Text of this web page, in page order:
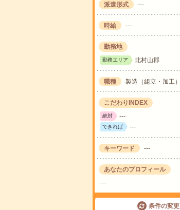
派遣形式 ---
時給 ---
勤務地
勤務エリア 北村山郡
職種 製造（組立・加工）
こだわりINDEX
絶対 ---
できれば ---
キーワード ---
あなたのプロフィール
---
条件の変更